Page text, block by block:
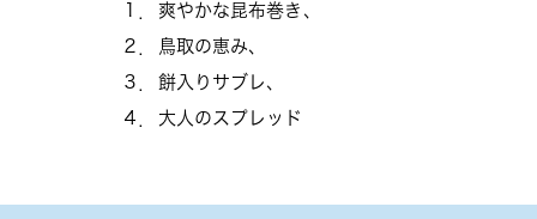
１．爽やかな昆布巻き、
２．鳥取の恵み、
３．餅入りサブレ、
４．大人のスプレッド